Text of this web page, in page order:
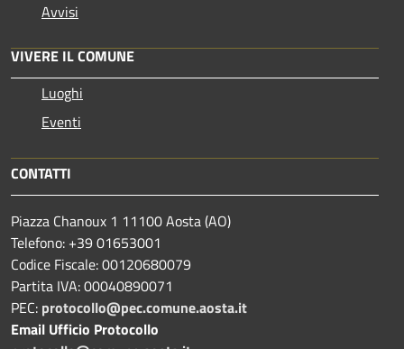
Avvisi
VIVERE IL COMUNE
Luoghi
Eventi
CONTATTI
Piazza Chanoux 1 11100 Aosta (AO)
Telefono: +39 01653001
Codice Fiscale: 00120680079
Partita IVA: 00040890071
PEC: protocollo@pec.comune.aosta.it
Email Ufficio Protocollo